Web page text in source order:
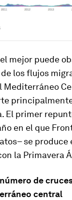
mejor puede
los flujos
Mediterráneo
El primer
en el que
se produce
la Primavera
de
central